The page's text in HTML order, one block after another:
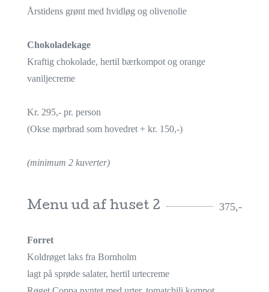
Årstidens grønt med hvidløg og olivenolie
Chokoladekage
Kraftig chokolade, hertil bærkompot og orange
vaniljecreme
Kr. 295,- pr. person
(Okse mørbrad som hovedret + kr. 150,-)
(minimum 2 kuverter)
Menu ud af huset 2 375,-
Forret
Koldrøget laks fra Bornholm
lagt på sprøde salater, hertil urtecreme